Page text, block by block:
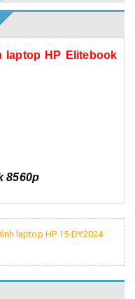
laptop HP
Elitebook
8560p
laptop HP 15-DY2024